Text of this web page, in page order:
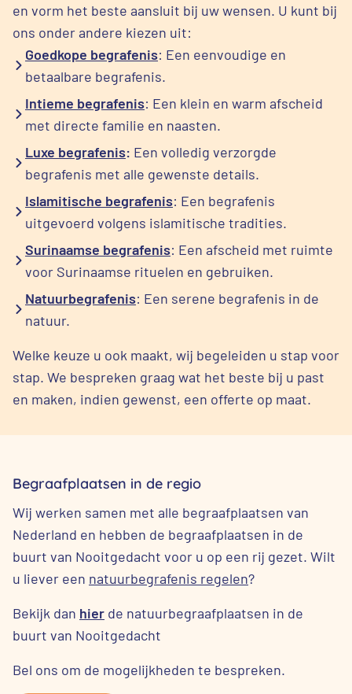
en vorm het beste aansluit bij uw wensen. U kunt bij
ons onder andere kiezen uit:
Goedkope begrafenis: Een eenvoudige en
betaalbare begrafenis.
Intieme begrafenis: Een klein en warm afscheid
met directe familie en naasten.
Luxe begrafenis: Een volledig verzorgde
begrafenis met alle gewenste details.
Islamitische begrafenis: Een begrafenis
uitgevoerd volgens islamitische tradities.
Surinaamse begrafenis: Een afscheid met ruimte
voor Surinaamse rituelen en gebruiken.
Natuurbegrafenis: Een serene begrafenis in de
natuur.
Welke keuze u ook maakt, wij begeleiden u stap voor
stap. We bespreken graag wat het beste bij u past
en maken, indien gewenst, een offerte op maat.
Begraafplaatsen in de regio
Wij werken samen met alle begraafplaatsen van
Nederland en hebben de begraafplaatsen in de
buurt van Nooitgedacht voor u op een rij gezet. Wilt
u liever een natuurbegrafenis regelen?
Bekijk dan hier de natuurbegraafplaatsen in de
buurt van Nooitgedacht
Bel ons om de mogelijkheden te bespreken.